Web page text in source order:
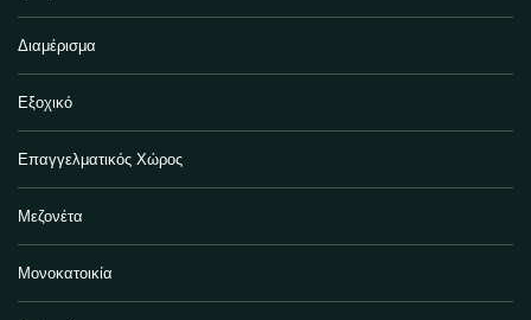
Διαμέρισμα
Εξοχικό
Επαγγελματικός Χώρος
Μεζονέτα
Μονοκατοικία